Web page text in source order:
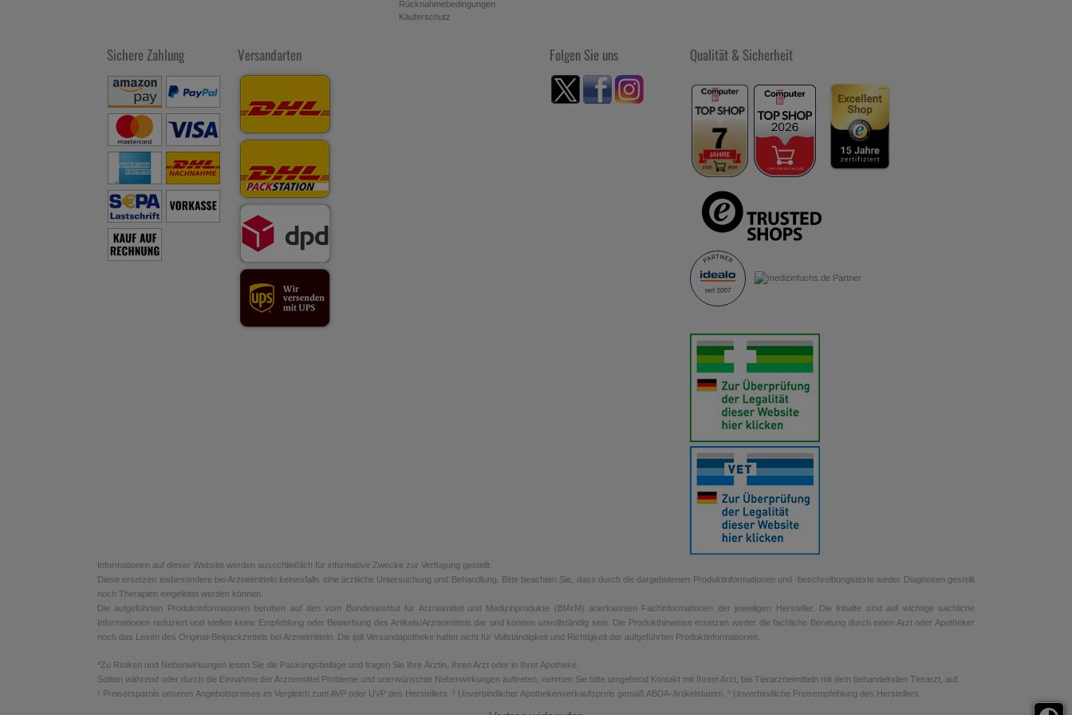
Rücknahmebedingungen
Käuferschutz
Sichere Zahlung Versandarten Folgen Sie uns Qualität & Sicherheit
Informationen auf dieser Website werden ausschließlich für informative Zwecke zur Verfügung gestellt.
Diese ersetzen insbesondere bei Arzneimitteln keinesfalls eine ärztliche Untersuchung und Behandlung. Bitte beachten Sie, dass durch die dargebotenen Produktinformationen und -beschreibungstexte weder Diagnosen gestellt
noch Therapien eingeleitet werden können.
Die aufgeführten Produktinformationen beruhen auf den vom Bundesinstitut für Arzneimittel und Medizinprodukte (BfArM) anerkannten Fachinformationen der jeweiligen Hersteller. Die Inhalte sind auf wichtige sachliche
Informationen reduziert und stellen keine Empfehlung oder Bewerbung des Artikels/Arzneimittels dar und können unvollständig sein. Die Produkthinweise ersetzen weder die fachliche Beratung durch einen Arzt oder Apotheker
noch das Lesen des Original-Beipackzettels bei Arzneimitteln. Die ipill Versandapotheke haftet nicht für Vollständigkeit und Richtigkeit der aufgeführten Produktinformationen.
*Zu Risiken und Nebenwirkungen lesen Sie die Packungsbeilage und fragen Sie Ihre Ärztin, Ihren Arzt oder in Ihrer Apotheke.
Sollten während oder durch die Einnahme der Arzneimittel Probleme und unerwünschte Nebenwirkungen auftreten, nehmen Sie bitte umgehend Kontakt mit Ihrem Arzt, bei Tierarzneimitteln mit dem behandelnden Tierarzt, auf.
¹ Preisersparnis unseres Angebotspreises im Vergleich zum AVP oder UVP des Herstellers. ² Unverbindlicher Apothekenverkaufspreis gemäß ABDA-Artikelstamm. ³ Unverbindliche Preisempfehlung des Herstellers.